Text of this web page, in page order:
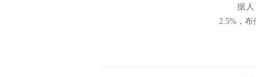
据人民
2.5%，布